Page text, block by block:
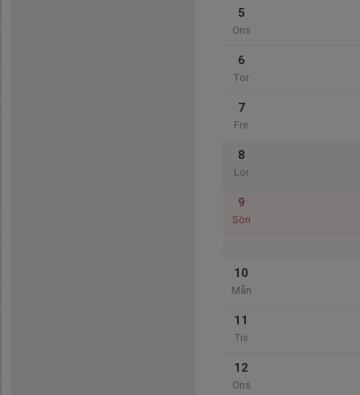
5
Ons
6
Tor
7
Fre
8
Lör
9
Sön
10
Mån
11
Tis
12
Ons